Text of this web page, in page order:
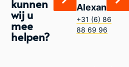
kunnen
wij u
mee
helpen?
Alexander
+31 (6) 86
88 69 96